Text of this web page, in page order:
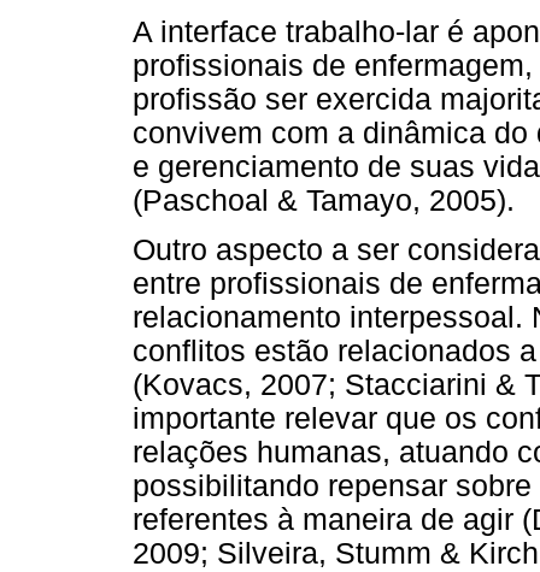
A interface trabalho-lar é
profissionais de
profissão ser exercida
convivem com a dinâmica
e gerenciamento de suas
(Paschoal & Tamayo, 2005).
Outro aspecto a ser
entre profissionais de
relacionamento interpessoal.
conflitos estão relacionados
(Kovacs, 2007; Stacciarini &
importante relevar que os
relações humanas, atuando
possibilitando repensar
referentes à maneira de agir
2009; Silveira, Stumm &